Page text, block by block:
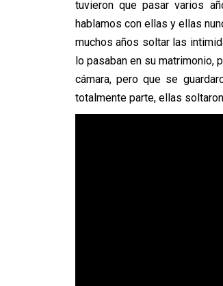
tuvieron que pasar varios
hablamos con ellas y ellas
muchos años soltar las
lo pasaban en su matrimonio,
cámara, pero que se
totalmente parte, ellas